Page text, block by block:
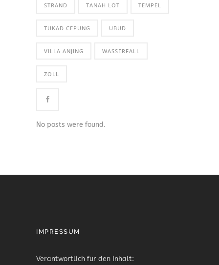
STRAND TANAH LOT TEMPEL
TUKAD CEPUNG UBUD
VILLA ANJING WASSERFALL
ZOLL
No posts were found.
IMPRESSUM
Verantwortlich für den Inhalt: